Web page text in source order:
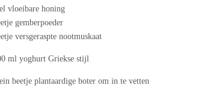
vloeibare honing
gemberpoeder
versgeraspte nootmuskaat
ml yoghurt Griekse stijl
beetje plantaardige boter om in te vetten